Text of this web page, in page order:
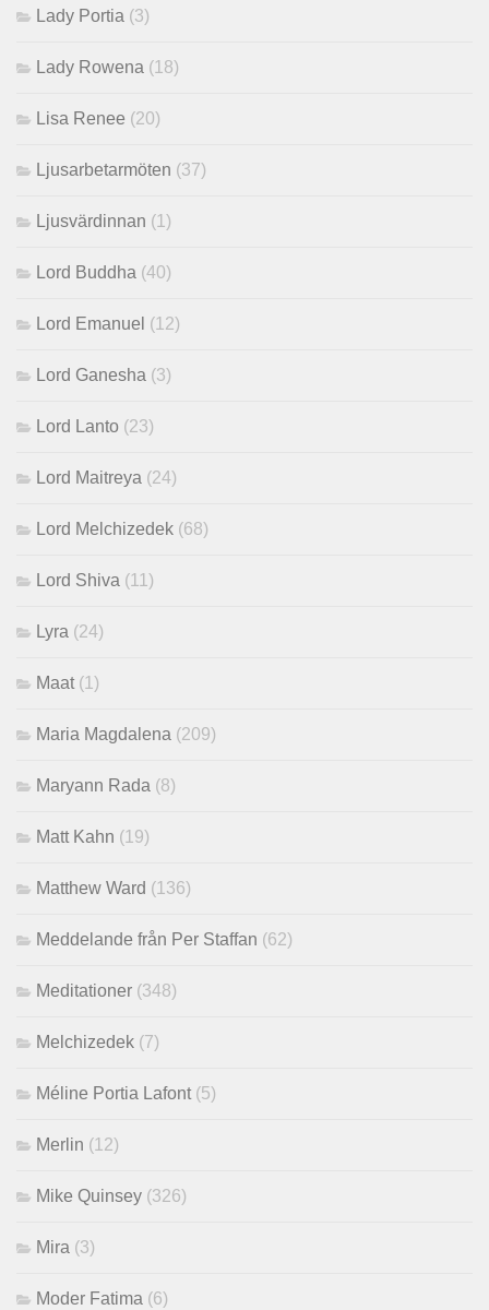
Lady Portia (3)
Lady Rowena (18)
Lisa Renee (20)
Ljusarbetarmöten (37)
Ljusvärdinnan (1)
Lord Buddha (40)
Lord Emanuel (12)
Lord Ganesha (3)
Lord Lanto (23)
Lord Maitreya (24)
Lord Melchizedek (68)
Lord Shiva (11)
Lyra (24)
Maat (1)
Maria Magdalena (209)
Maryann Rada (8)
Matt Kahn (19)
Matthew Ward (136)
Meddelande från Per Staffan (62)
Meditationer (348)
Melchizedek (7)
Méline Portia Lafont (5)
Merlin (12)
Mike Quinsey (326)
Mira (3)
Moder Fatima (6)